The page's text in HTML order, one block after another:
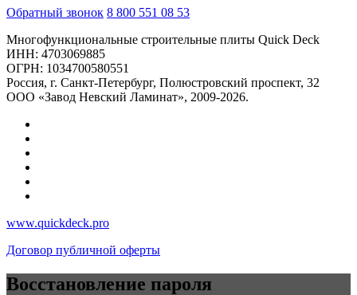
Обратный звонок 8 800 551 08 53
Многофункциональные строительные плиты Quick Deck
ИНН: 4703069885
ОГРН: 1034700580551
Россия, г. Санкт-Петербург, Полюстровский проспект, 32
ООО «Завод Невский Ламинат», 2009-2026.
www.quickdeck.pro
Договор публичной оферты
Восстановление пароля